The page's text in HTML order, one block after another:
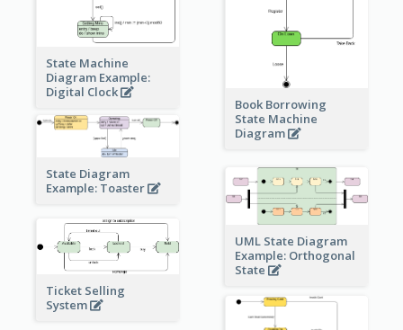
State Machine
Diagram Example:
Digital Clock
Book Borrowing
State Machine
Diagram
State Diagram
Example: Toaster
UML State Diagram
Example: Orthogonal
State
Ticket Selling
System